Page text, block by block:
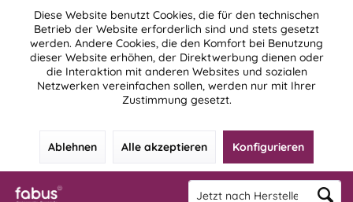
Diese Website benutzt Cookies, die für den technischen
Betrieb der Website erforderlich sind und stets gesetzt
werden. Andere Cookies, die den Komfort bei Benutzung
dieser Website erhöhen, der Direktwerbung dienen oder
die Interaktion mit anderen Websites und sozialen
Netzwerken vereinfachen sollen, werden nur mit Ihrer
Zustimmung gesetzt.
Ablehnen Alle akzeptieren Konfigurieren